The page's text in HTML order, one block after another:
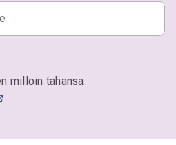
milloin tahansa.